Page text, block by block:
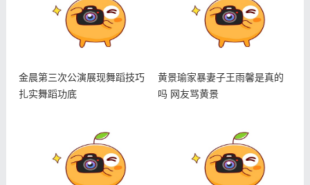
金晨第三次公演展现舞蹈技巧
扎实舞蹈功底
黄景瑜家暴妻子王雨馨是真的
吗 网友骂黄景